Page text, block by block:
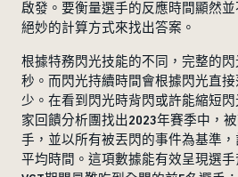
啟發。要衡量選手的反應時間顯然
絕妙的計算方式來找出答案。
根據特務閃光技能的不同，完整的閃
秒。而閃光持續時間會根據閃光直
少。在看到閃光時背閃或許能縮短
家回饋分析團找出2023年賽季中，
手，並以所有被丟閃的事件為基準
平均時間。這項數據能有效呈現選